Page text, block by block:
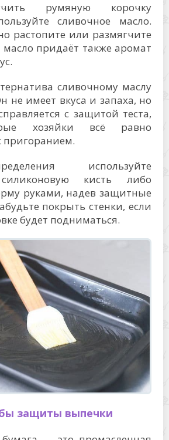
румяную корочку
сливочное масло.
растопите или размягчите
масло придаёт также аромат
сливочному маслу
не имеет вкуса и запаха, но
с защитой теста,
хозяйки всё равно
пригоранием.
используйте
кисть либо
руками, надев защитные
покрыть стенки, если
будет подниматься.
защиты выпечки